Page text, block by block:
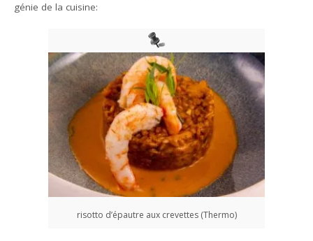
génie de la cuisine:
risotto d’épautre aux crevettes (Thermo)